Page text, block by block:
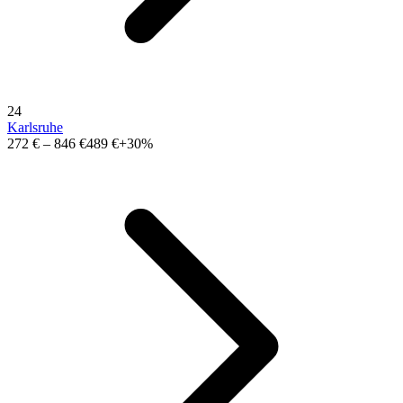
24
Karlsruhe
272 € – 846 €489 €+30%